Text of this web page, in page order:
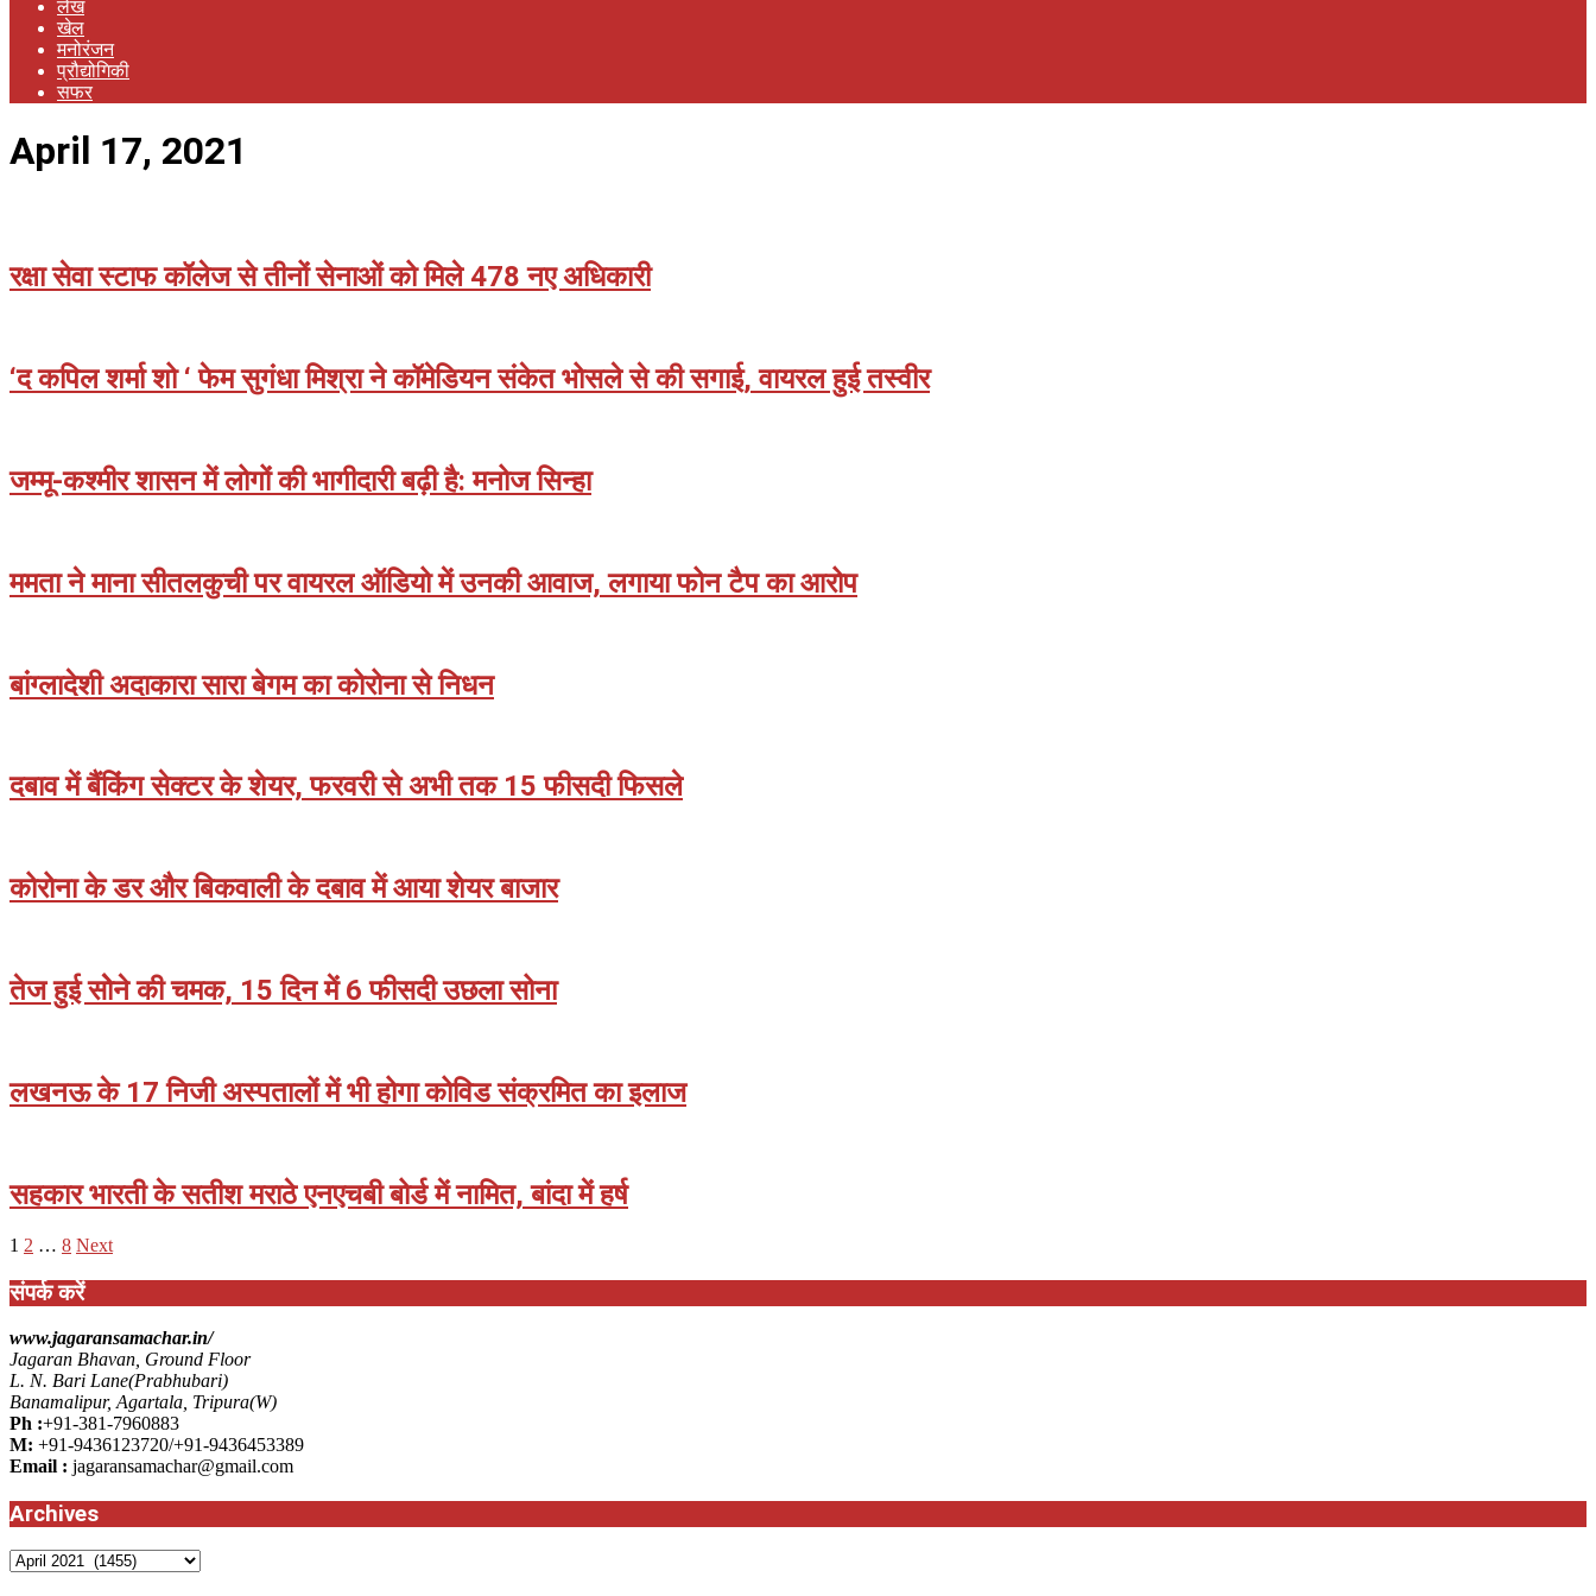
लेख
खेल
मनोरंजन
प्रौद्योगिकी
सफर
April 17, 2021
​​रक्षा सेवा स्टाफ ​​कॉलेज से तीनों सेनाओं को मिले 478 नए अधिकारी
17
‘द कपिल शर्मा शो ‘ फेम सुगंधा मिश्रा ने कॉमेडियन संकेत भोसले से की सगाई, वायरल हुई तस्वीर
17
जम्मू-कश्मीर शासन में लोगों की भागीदारी बढ़ी है: मनोज सिन्हा
17
ममता ने माना सीतलकुची पर वायरल ऑडियो में उनकी आवाज, लगाया फोन टैप का आरोप
17
बांग्लादेशी अदाकारा सारा बेगम का कोरोना से निधन
17
दबाव में बैंकिंग सेक्टर के शेयर, फरवरी से अभी तक 15 फीसदी फिसले
17
कोरोना के डर और बिकवाली के दबाव में आया शेयर बाजार
17
तेज हुई सोेने की चमक, 15 दिन में 6 फीसदी उछला सोना
17
लखनऊ के 17 निजी अस्पतालों में भी होगा कोविड संक्रमित का इलाज
17
सहकार भारती के सतीश मराठे एनएचबी बोर्ड में नामित, बांदा में हर्ष
2021-
17
Posts
pagination
1 2 … 8 Next
संपर्क करें
www.jagaransamachar.in/
Jagaran Bhavan, Ground Floor
L. N. Bari Lane(Prabhubari)
Banamalipur, Agartala, Tripura(W)
Ph :+91-381-7960883
M: +91-9436123720/+91-9436453389
Email : jagaransamachar@gmail.com
Archives
Archives